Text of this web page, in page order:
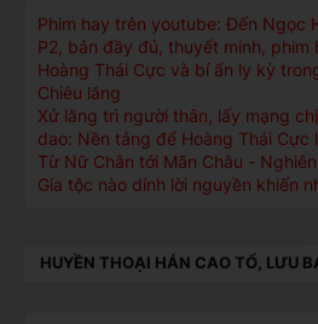
Phim hay trên youtube: Đến Ngọc
P2, bản đầy đủ, thuyết minh, phim
Hoàng Thái Cực và bí ẩn ly kỳ
Chiêu lăng
Xử lăng trì người thân, lấy mạng
dao: Nền tảng để Hoàng Thái Cực
Từ Nữ Chân tới Mãn Châu -
Gia tộc nào dính lời nguyền khiến
HUYỀN THOẠI HÁN CAO TỔ, LƯU